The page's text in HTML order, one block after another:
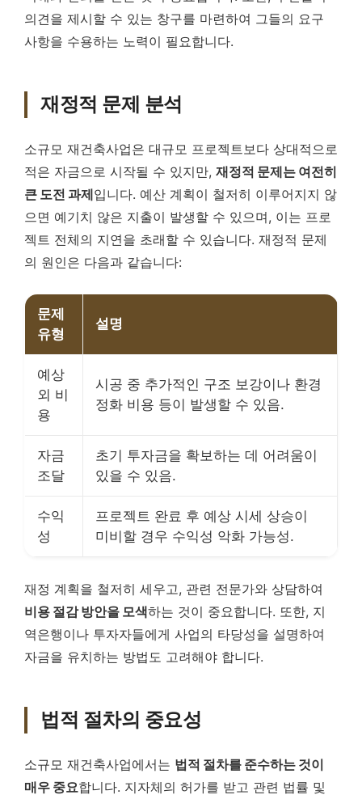
의견을 제시할 수 있는 창구를 마련하여 그들의 요구
사항을 수용하는 노력이 필요합니다.
재정적 문제 분석
소규모 재건축사업은 대규모 프로젝트보다 상대적으로
적은 자금으로 시작될 수 있지만, 재정적 문제는 여전히
큰 도전 과제입니다. 예산 계획이 철저히 이루어지지 않
으면 예기치 않은 지출이 발생할 수 있으며, 이는 프로
젝트 전체의 지연을 초래할 수 있습니다. 재정적 문제
의 원인은 다음과 같습니다:
문제
유형
설명
예상
외 비
용
시공 중 추가적인 구조 보강이나 환경
정화 비용 등이 발생할 수 있음.
자금
조달
초기 투자금을 확보하는 데 어려움이
있을 수 있음.
수익
성
프로젝트 완료 후 예상 시세 상승이
미비할 경우 수익성 악화 가능성.
재정 계획을 철저히 세우고, 관련 전문가와 상담하여
비용 절감 방안을 모색하는 것이 중요합니다. 또한, 지
역은행이나 투자자들에게 사업의 타당성을 설명하여
자금을 유치하는 방법도 고려해야 합니다.
법적 절차의 중요성
소규모 재건축사업에서는 법적 절차를 준수하는 것이
매우 중요합니다. 지자체의 허가를 받고 관련 법률 및